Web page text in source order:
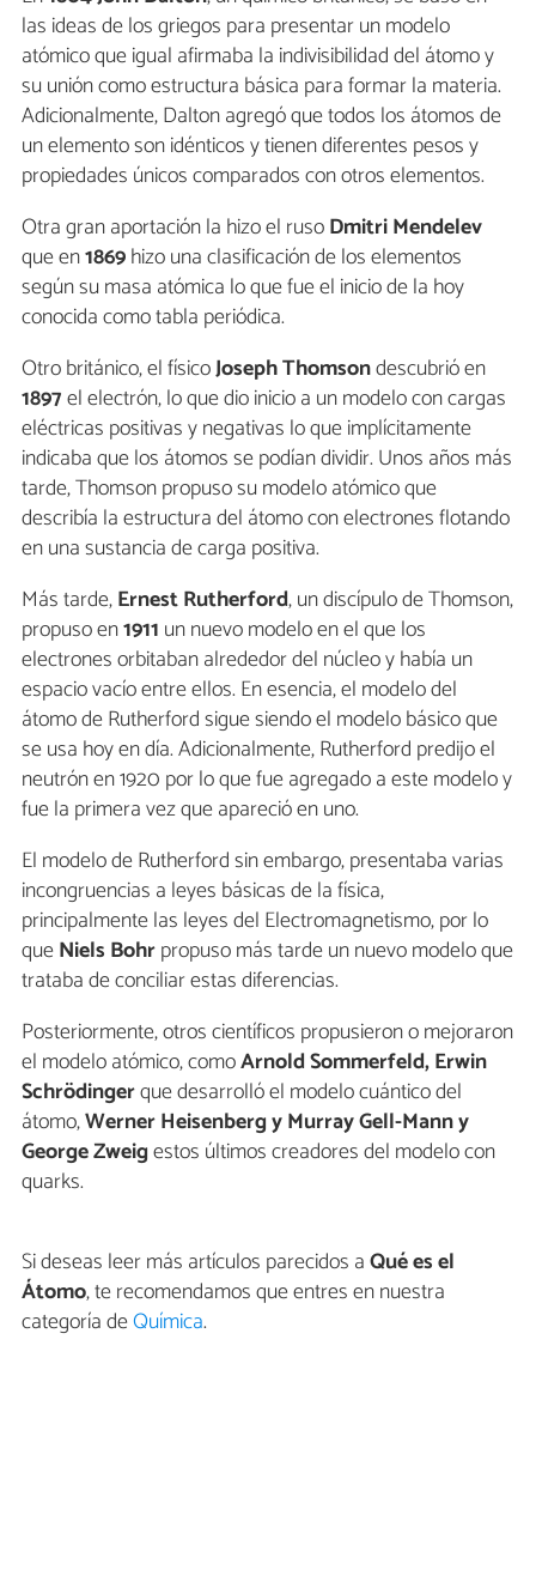
las ideas de los griegos para presentar un modelo
atómico que igual afirmaba la indivisibilidad del átomo y
su unión como estructura básica para formar la materia.
Adicionalmente, Dalton agregó que todos los átomos de
un elemento son idénticos y tienen diferentes pesos y
propiedades únicos comparados con otros elementos.
Otra gran aportación la hizo el rusoDmitri Mendelev
que en1869hizo una clasificación de los elementos
según su masa atómica lo que fue el inicio de la hoy
conocida como tabla periódica.
Otro británico, el físicoJoseph Thomsondescubrió en
1897el electrón, lo que dio inicio a un modelo con cargas
eléctricas positivas y negativas lo que implícitamente
indicaba que los átomos se podían dividir. Unos años más
tarde, Thomson propuso su modelo atómico que
describía la estructura del átomo con electrones flotando
en una sustancia de carga positiva.
Más tarde,Ernest Rutherford, un discípulo de Thomson,
propuso en1911 un nuevo modelo en el que los
electrones orbitaban alrededor del núcleo y había un
espacio vacío entre ellos. En esencia, el modelo del
átomo de Rutherford sigue siendo el modelo básico que
se usa hoy en día. Adicionalmente, Rutherford predijo el
neutrón en 1920 por lo que fue agregado a este modelo y
fue la primera vez que apareció en uno.
El modelo de Rutherford sin embargo, presentaba varias
incongruencias a leyes básicas de la física,
principalmente las leyes del Electromagnetismo, por lo
queNiels Bohrpropuso más tarde un nuevo modelo que
trataba de conciliar estas diferencias.
Posteriormente, otros científicos propusieron o mejoraron
el modelo atómico, comoArnold Sommerfeld, Erwin
Schrödingerque desarrolló el modelo cuántico del
átomo,Werner Heisenberg y Murray Gell-Mann y
George Zweigestos últimos creadores del modelo con
quarks.
Si deseas leer más artículos parecidos aQué es el
Átomo, te recomendamos que entres en nuestra
categoría deQuímica.